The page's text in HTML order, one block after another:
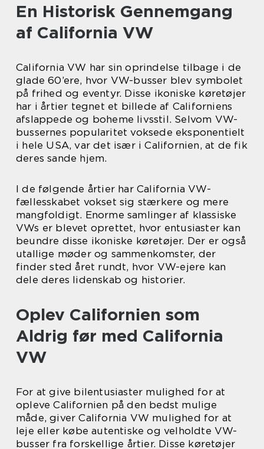
En Historisk Gennemgang
af California VW
California VW har sin oprindelse tilbage i de
glade 60’ere, hvor VW-busser blev symbolet
på frihed og eventyr. Disse ikoniske køretøjer
har i årtier tegnet et billede af Californiens
afslappede og boheme livsstil. Selvom VW-
bussernes popularitet voksede eksponentielt
i hele USA, var det især i Californien, at de fik
deres sande hjem.
I de følgende årtier har California VW-
fællesskabet vokset sig stærkere og mere
mangfoldigt. Enorme samlinger af klassiske
VWs er blevet oprettet, hvor entusiaster kan
beundre disse ikoniske køretøjer. Der er også
utallige møder og sammenkomster, der
finder sted året rundt, hvor VW-ejere kan
dele deres lidenskab og historier.
Oplev Californien som
Aldrig før med California
VW
For at give bilentusiaster mulighed for at
opleve Californien på den bedst mulige
måde, giver California VW mulighed for at
leje eller købe autentiske og velholdte VW-
busser fra forskellige årtier. Disse køretøjer